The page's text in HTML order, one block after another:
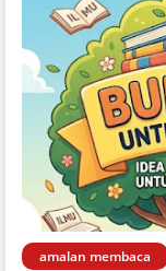
amalan membaca